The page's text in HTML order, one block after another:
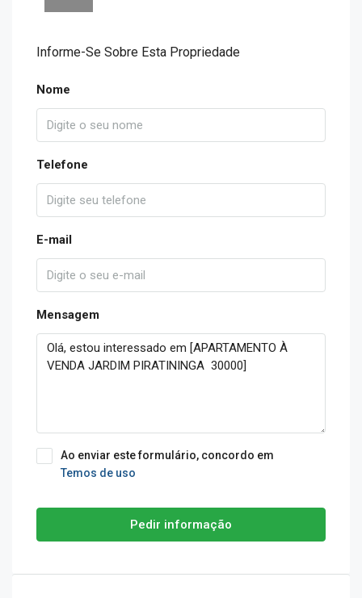
Informe-Se Sobre Esta Propriedade
Nome
Telefone
E-mail
Mensagem
Ao enviar este formulário, concordo em
Temos de uso
Pedir informação